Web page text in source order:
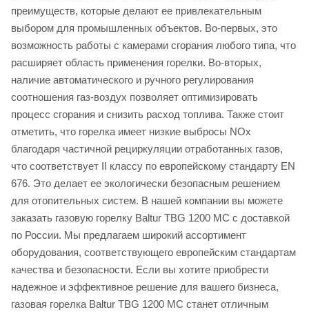
преимуществ, которые делают ее привлекательным
выбором для промышленных объектов. Во-первых, это
возможность работы с камерами сгорания любого типа, что
расширяет область применения горелки. Во-вторых,
наличие автоматического и ручного регулирования
соотношения газ-воздух позволяет оптимизировать
процесс сгорания и снизить расход топлива. Также стоит
отметить, что горелка имеет низкие выбросы NOx
благодаря частичной рециркуляции отработанных газов,
что соответствует II классу по европейскому стандарту EN
676. Это делает ее экологически безопасным решением
для отопительных систем. В нашей компании вы можете
заказать газовую горелку Baltur TBG 1200 MC с доставкой
по России. Мы предлагаем широкий ассортимент
оборудования, соответствующего европейским стандартам
качества и безопасности. Если вы хотите приобрести
надежное и эффективное решение для вашего бизнеса,
газовая горелка Baltur TBG 1200 MC станет отличным